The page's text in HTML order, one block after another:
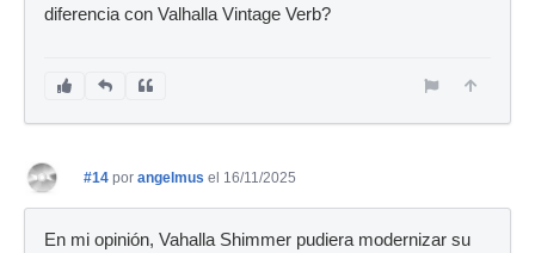
diferencia con Valhalla Vintage Verb?
#14 por angelmus el 16/11/2025
En mi opinión, Vahalla Shimmer pudiera modernizar su